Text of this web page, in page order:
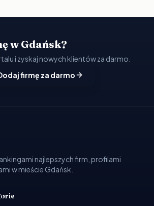
w Gdańsk?
i zyskaj nowych klientów za darmo.
firmę za darmo
najlepszych firm, profilami
w mieście Gdańsk.